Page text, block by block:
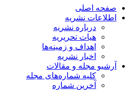
صفحه اصلی
اطلاعات نشریه
درباره نشریه
هیات تحریریه
اهداف و زمینه‌ها
اخبار نشریه
آرشیو مجله و مقالات
کلیه شماره‌های مجله
آخرین شماره